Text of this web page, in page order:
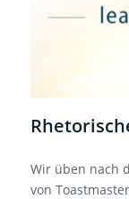
Wir üben nach
von